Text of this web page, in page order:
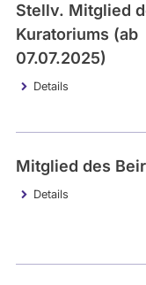
Stellv. Mitglied
Kuratoriums (ab
07.07.2025)
Details
Mitglied des
Details